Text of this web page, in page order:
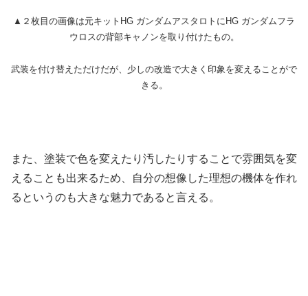
▲２枚目の画像は元キットHG ガンダムアスタロトにHG ガンダムフラ
ウロスの背部キャノンを取り付けたもの。
武装を付け替えただけだが、少しの改造で大きく印象を変えることがで
きる。
また、塗装で色を変えたり汚したりすることで雰囲気を変
えることも出来るため、自分の想像した理想の機体を作れ
るというのも大きな魅力であると言える。